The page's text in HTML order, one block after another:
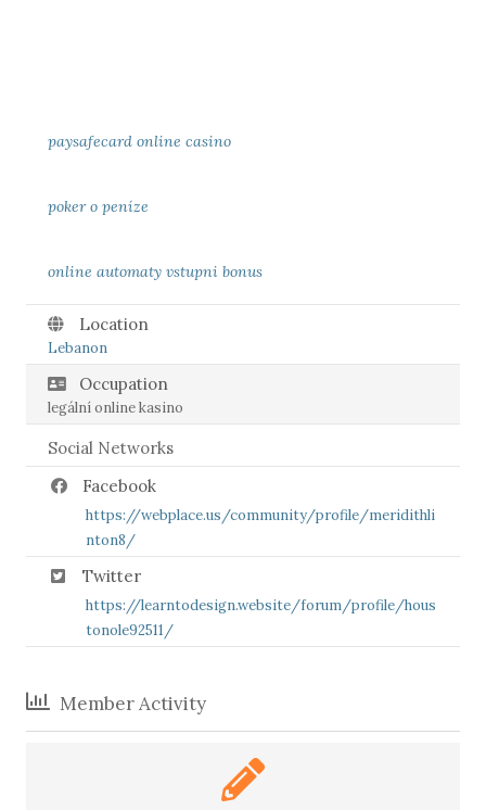
paysafecard online casino
poker o peníze
online automaty vstupni bonus
Location
Lebanon
Occupation
legální online kasino
Social Networks
Facebook
https://webplace.us/community/profile/meridithli
nton8/
Twitter
https://learntodesign.website/forum/profile/hous
tonole92511/
Member Activity